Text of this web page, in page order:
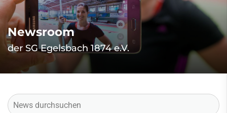
Newsroom
der SG Egelsbach 1874 e.V.